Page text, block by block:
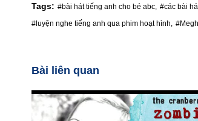
Tags: #bài hát tiếng anh cho bé abc, #các bài
#luyện nghe tiếng anh qua phim hoạt hình,
Bài liên quan